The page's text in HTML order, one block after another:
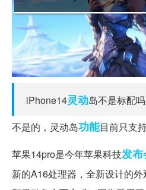
iPhone14灵动岛不是标配吗
不是的，灵动岛功能目前只支
苹果14pro是今年苹果科技发布
新的A16处理器，全新设计的外